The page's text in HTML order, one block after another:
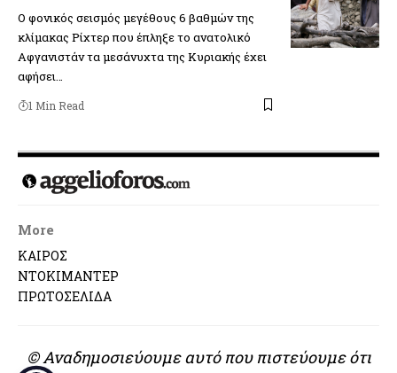
Ο φονικός σεισμός μεγέθους 6 βαθμών της
κλίμακας Ρίχτερ που έπληξε το ανατολικό
Αφγανιστάν τα μεσάνυχτα της Κυριακής έχει
αφήσει…
1 Min Read
More
ΚΑΙΡΟΣ
ΝΤΟΚΙΜΑΝΤΕΡ
ΠΡΩΤΟΣΕΛΙΔΑ
© Αναδημοσιεύουμε αυτό που πιστεύουμε ότι